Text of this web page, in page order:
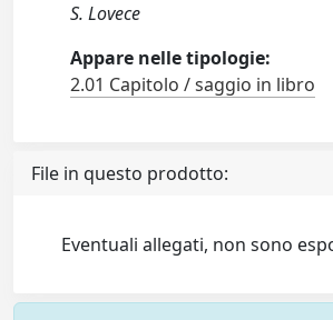
S. Lovece
Appare nelle tipologie:
2.01 Capitolo / saggio in libro
File in questo prodotto:
Eventuali allegati, non sono